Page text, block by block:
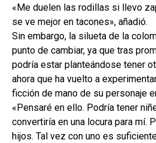
«Me duelen las rodillas si llevo
se ve mejor en tacones», añadió.
Sin embargo, la silueta de la
punto de cambiar, ya que tras
podría estar planteándose tener
ahora que ha vuelto a
ficción de mano de su personaje
«Pensaré en ello. Podría tener
convertiría en una locura para mí.
hijos. Tal vez con uno es